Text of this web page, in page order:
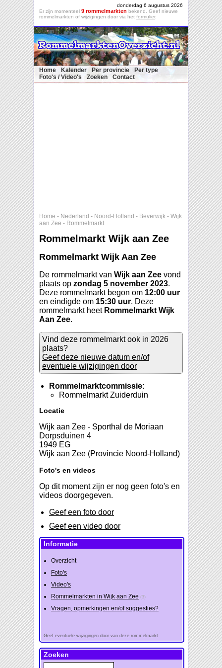
donderdag 6 augustus 2026
Er zijn momenteel 9 rommelmarkten bekend. Geef nieuwe
rommelmarkten of wijzigingen door via het formulier.
Home Kalender Per provincie
Per type
Foto's / Video's
Zoeken Contact
Home - Nederland - Noord-Holland - Beverwijk - Wijk
aan Zee - Rommelmarkt
Rommelmarkt Wijk aan Zee
Rommelmarkt Wijk Aan Zee
De rommelmarkt van Wijk aan Zee vond
plaats op zondag 5 november 2023.
Deze rommelmarkt begon om 12:00 uur
en eindigde om 15:30 uur. Deze
rommelmarkt heet Rommelmarkt Wijk
Aan Zee.
Vind deze rommelmarkt ook in 2026
plaats?
Geef deze nieuwe datum en/of
eventuele wijzigingen door
Rommelmarktcommissie:
Rommelmarkt Zuiderduin
Locatie
Wijk aan Zee - Sporthal de Moriaan
Dorpsduinen 4
1949 EG
Wijk aan Zee (Provincie Noord-Holland)
Foto's en videos
Op dit moment zijn er nog geen foto's en
videos doorgegeven.
Geef een foto door
Geef een video door
Informatie
Overzicht
Foto's
Video's
Rommelmarkten in Wijk aan Zee (3)
Vragen, opmerkingen en/of suggesties?
Geef eventuele wijzigingen door van deze rommelmarkt
Zoeken